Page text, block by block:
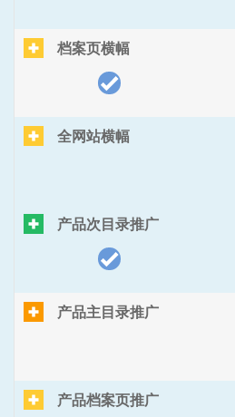
档案页横幅
全网站横幅
产品次目录推广
产品主目录推广
产品档案页推广